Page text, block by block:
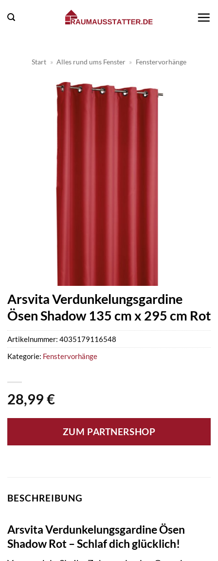
Inhalt
Start » Alles rund ums Fenster » Fenstervorhänge
Arsvita Verdunkelungsgardine
Ösen Shadow 135 cm x 295 cm Rot
28,99 €
ZUM PARTNERSHOP
Artikelnummer: 4035179116548
Kategorie: Fenstervorhänge
BESCHREIBUNG
Arsvita Verdunkelungsgardine Ösen
Shadow Rot – Schlaf dich glücklich!